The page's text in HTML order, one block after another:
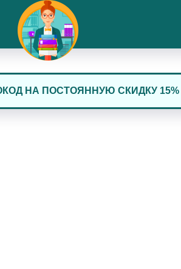
НА ПОСТОЯННУЮ СКИДКУ 15%